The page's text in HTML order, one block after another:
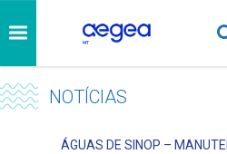
NOTÍCIAS
ÁGUAS DE SINOP –